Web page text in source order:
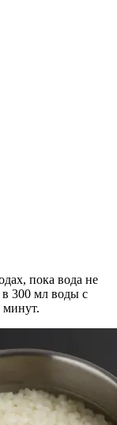
пока вода не
в 300 мл воды с
минут.